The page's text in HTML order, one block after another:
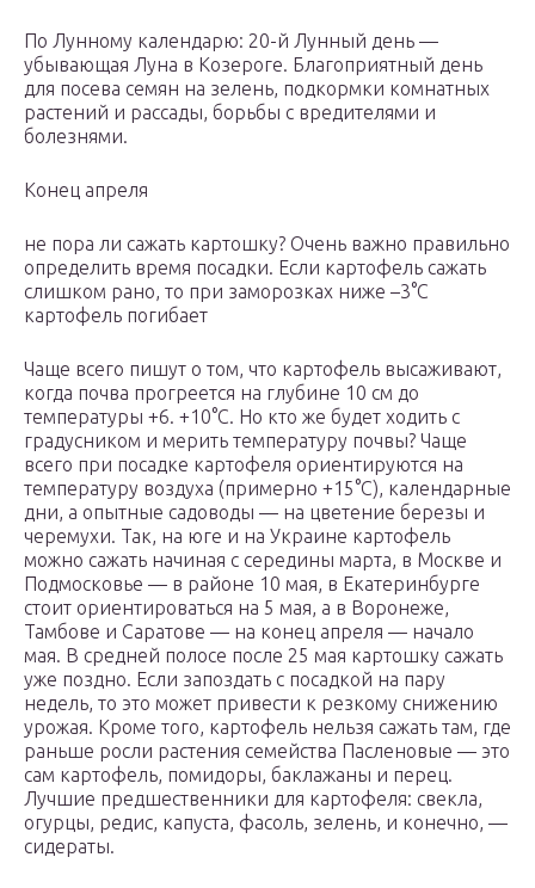
По Лунному календарю: 20-й Лунный день —
убывающая Луна в Козероге. Благоприятный день
для посева семян на зелень, подкормки комнатных
растений и рассады, борьбы с вредителями и
болезнями.
Конец апреля
не пора ли сажать картошку? Очень важно правильно
определить время посадки. Если картофель сажать
слишком рано, то при заморозках ниже –3°С
картофель погибает
Чаще всего пишут о том, что картофель высаживают,
когда почва прогреется на глубине 10 см до
температуры +6. +10°С. Но кто же будет ходить с
градусником и мерить температуру почвы? Чаще
всего при посадке картофеля ориентируются на
температуру воздуха (примерно +15°С), календарные
дни, а опытные садоводы — на цветение березы и
черемухи. Так, на юге и на Украине картофель
можно сажать начиная с середины марта, в Москве и
Подмосковье — в районе 10 мая, в Екатеринбурге
стоит ориентироваться на 5 мая, а в Воронеже,
Тамбове и Саратове — на конец апреля — начало
мая. В средней полосе после 25 мая картошку сажать
уже поздно. Если запоздать с посадкой на пару
недель, то это может привести к резкому снижению
урожая. Кроме того, картофель нельзя сажать там, где
раньше росли растения семейства Пасленовые — это
сам картофель, помидоры, баклажаны и перец.
Лучшие предшественники для картофеля: свекла,
огурцы, редис, капуста, фасоль, зелень, и конечно, —
сидераты.